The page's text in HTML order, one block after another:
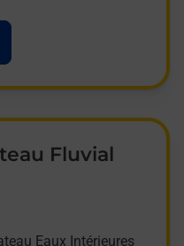
Fluvial
Eaux Intérieures